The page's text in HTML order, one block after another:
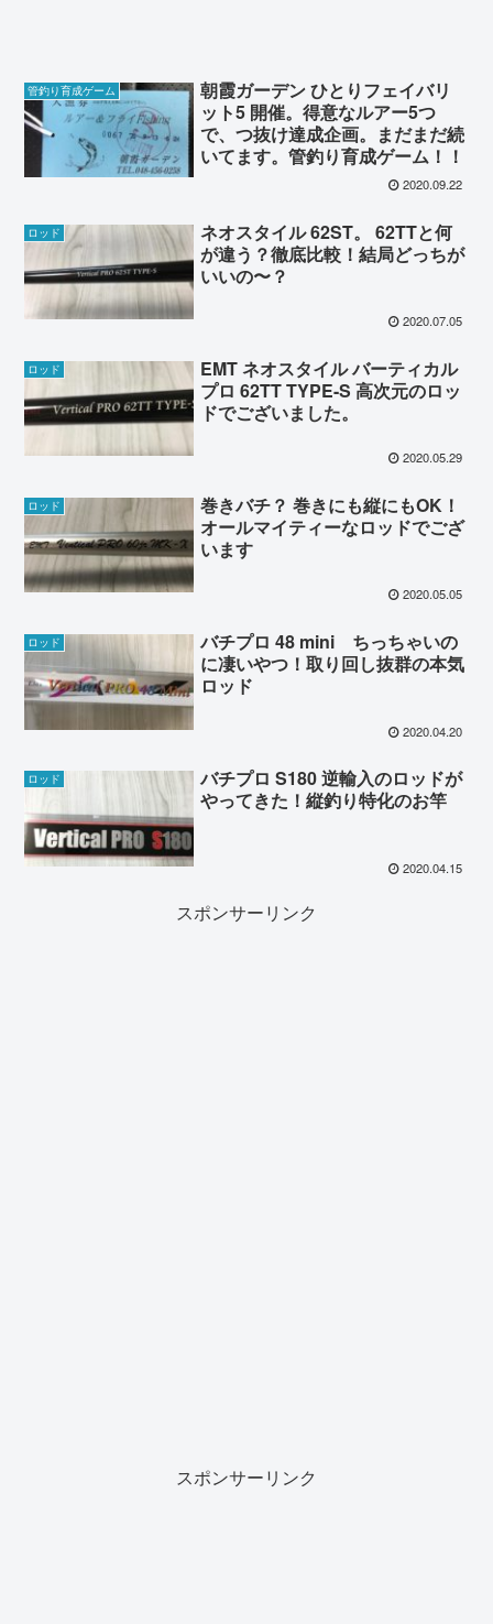
管釣り育成ゲーム
朝霞ガーデン ひとりフェイバリ
ット5 開催。得意なルアー5つ
で、つ抜け達成企画。まだまだ続
いてます。管釣り育成ゲーム！！
2020.09.22
ロッド
ネオスタイル 62ST。 62TTと何
が違う？徹底比較！結局どっちが
いいの〜？
2020.07.05
ロッド
EMT ネオスタイル バーティカル
プロ 62TT TYPE-S 高次元のロッ
ドでございました。
2020.05.29
ロッド
巻きバチ？ 巻きにも縦にもOK！
オールマイティーなロッドでござ
います
2020.05.05
ロッド
バチプロ 48 mini ちっちゃいの
に凄いやつ！取り回し抜群の本気
ロッド
2020.04.20
ロッド
バチプロ S180 逆輸入のロッドが
やってきた！縦釣り特化のお竿
2020.04.15
スポンサーリンク
スポンサーリンク